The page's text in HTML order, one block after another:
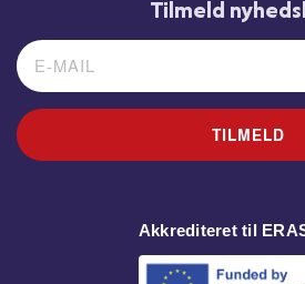
Tilmeld
TILMELD
Akkrediteret til